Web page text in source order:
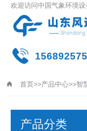
欢迎访问中国气象环境设
首页>>产品中心>>智
产品分类